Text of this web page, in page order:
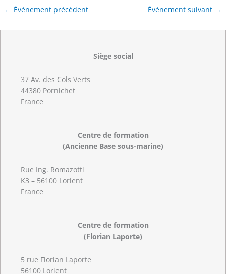
← Évènement précédent Évènement suivant →
Siège social
37 Av. des Cols Verts
44380 Pornichet
France
Centre de formation
(Ancienne Base sous-marine)
Rue Ing. Romazotti
K3 – 56100 Lorient
France
Centre de formation
(Florian Laporte)
5 rue Florian Laporte
56100 Lorient